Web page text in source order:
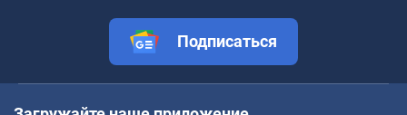
Подписаться